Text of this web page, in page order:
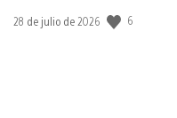
Fecha
28 de julio de 2026 6